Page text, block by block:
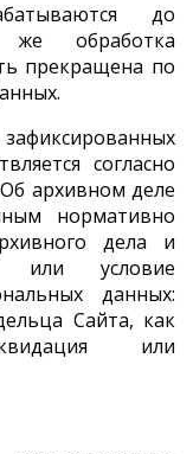
до
же обработка
прекращена по
согласно
архивном деле
нормативно
дела и
или условие
данных:
Сайта, как
или